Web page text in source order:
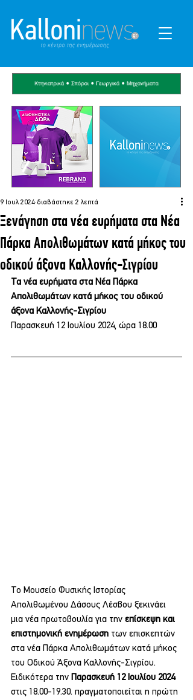
Ξενάγηση στα νέα ευρήματα στα Νέα
Πάρκα Απολιθωμάτων κατά μήκος του
οδικού άξονα Καλλονής-Σιγρίου
9 Ιουλ 2024 διαβάστηκε 2 λεπτά
Τα νέα ευρήματα στα Νέα Πάρκα
Απολιθωμάτων κατά μήκος του οδικού
άξονα Καλλονής-Σιγρίου
Παρασκευή 12 Ιουλίου 2024, ώρα 18.00
Το Μουσείο Φυσικής Ιστορίας
Απολιθωμένου Δάσους Λέσβου ξεκινάει
μια νέα πρωτοβουλία για την επίσκεψη και
επιστημονική ενημέρωση των επισκεπτών
στα νέα Πάρκα Απολιθωμάτων κατά μήκος
του Οδικού Άξονα Καλλονής-Σιγρίου.
Ειδικότερα την Παρασκευή 12 Ιουλίου 2024
στις 18.00-19.30. πραγματοποιείται η πρώτη